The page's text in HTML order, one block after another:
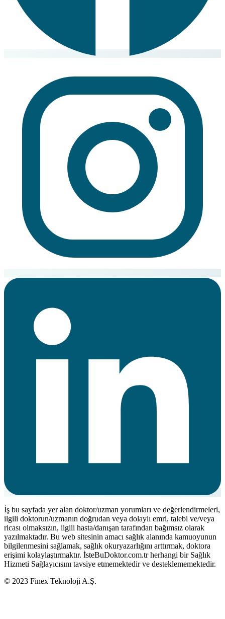
İş bu sayfada yer alan doktor/uzman yorumları ve değerlendirmeleri,
ilgili doktorun/uzmanın doğrudan veya dolaylı emri, talebi ve/veya
ricası olmaksızın, ilgili hasta/danışan tarafından bağımsız olarak
yazılmaktadır. Bu web sitesinin amacı sağlık alanında kamuoyunun
bilgilenmesini sağlamak, sağlık okuryazarlığını arttırmak, doktora
erişimi kolaylaştırmaktır. İsteBuDoktor.com.tr herhangi bir Sağlık
Hizmeti Sağlayıcısını tavsiye etmemektedir ve desteklememektedir.
© 2023 Finex Teknoloji A.Ş.